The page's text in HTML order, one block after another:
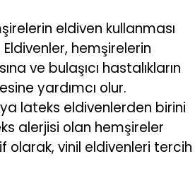
eldiven kullanması
hemşirelerin
ve bulaşıcı hastalıkların
yardımcı olur.
lateks eldivenlerden birini
alerjisi olan hemşireler
olarak, vinil eldivenleri tercih